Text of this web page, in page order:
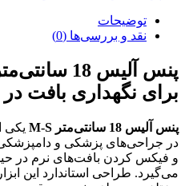
توضیحات
نقد و بررسی‌ها (0)
برای نگهداری بافت
پنس آلیس 18 سانتی‌متر M-S
یکی
در جراحی‌های پزشکی و
و فیکس کردن بافت‌های نرم در
می‌گیرد. طراحی استاندارد این